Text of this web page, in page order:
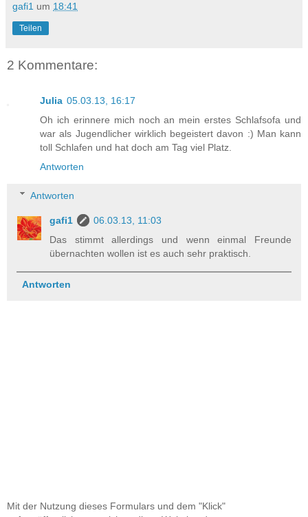
gafi1 um 18:41
Teilen
2 Kommentare:
Julia 05.03.13, 16:17
Oh ich erinnere mich noch an mein erstes Schlafsofa und
war als Jugendlicher wirklich begeistert davon :) Man kann
toll Schlafen und hat doch am Tag viel Platz.
Antworten
Antworten
gafi1
06.03.13, 11:03
Das stimmt allerdings und wenn einmal Freunde
übernachten wollen ist es auch sehr praktisch.
Antworten
Mit der Nutzung dieses Formulars und dem "Klick"